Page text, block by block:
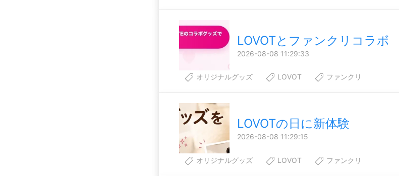
LOVOTとファンクリコラボ
2026-08-08 11:29:33
オリジナルグッズ LOVOT ファンクリ
LOVOTの日に新体験
2026-08-08 11:29:15
オリジナルグッズ LOVOT ファンクリ